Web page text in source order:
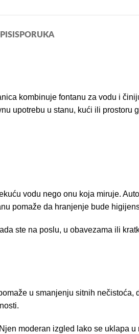
ISPORUKA
kombinuje fontanu za vodu i
upotrebu u stanu, kući ili prostoru
vodu nego onu koja miruje.
pomaže da hranjenje bude
ste na poslu, u obavezama ili
u smanjenju sitnih
moderan izgled lako se uklapa